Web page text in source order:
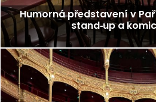
Humorná představení v
stand‑up a